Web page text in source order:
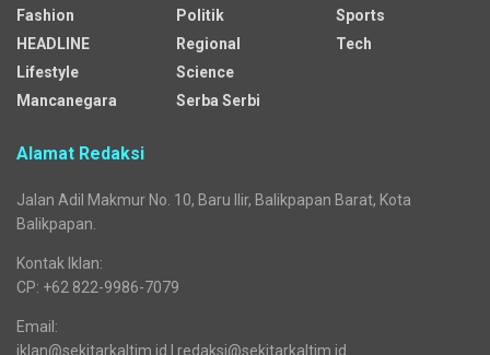
Fashion
HEADLINE
Lifestyle
Mancanegara
Politik
Regional
Science
Serba Serbi
Sports
Tech
Alamat Redaksi
Jalan Adil Makmur No. 10, Baru Ilir, Balikpapan Barat, Kota
Balikpapan.
Kontak Iklan:
CP: +62 822-9986-7079
Email:
iklan@sekitarkaltim.id I redaksi@sekitarkaltim.id